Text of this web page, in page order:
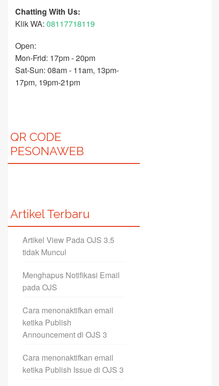
Chatting With Us:
Klik WA: 08117718119
Open:
Mon-Frid: 17pm - 20pm
Sat-Sun: 08am - 11am, 13pm-
17pm, 19pm-21pm
QR CODE
PESONAWEB
Artikel Terbaru
Artikel View Pada OJS 3.5
tidak Muncul
Menghapus Notifikasi Email
pada OJS
Cara menonaktifkan email
ketika Publish
Announcement di OJS 3
Cara menonaktifkan email
ketika Publish Issue di OJS 3